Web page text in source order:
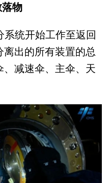
落物
系统开始工作至返回
出的所有装置的总
减速伞、主伞、天